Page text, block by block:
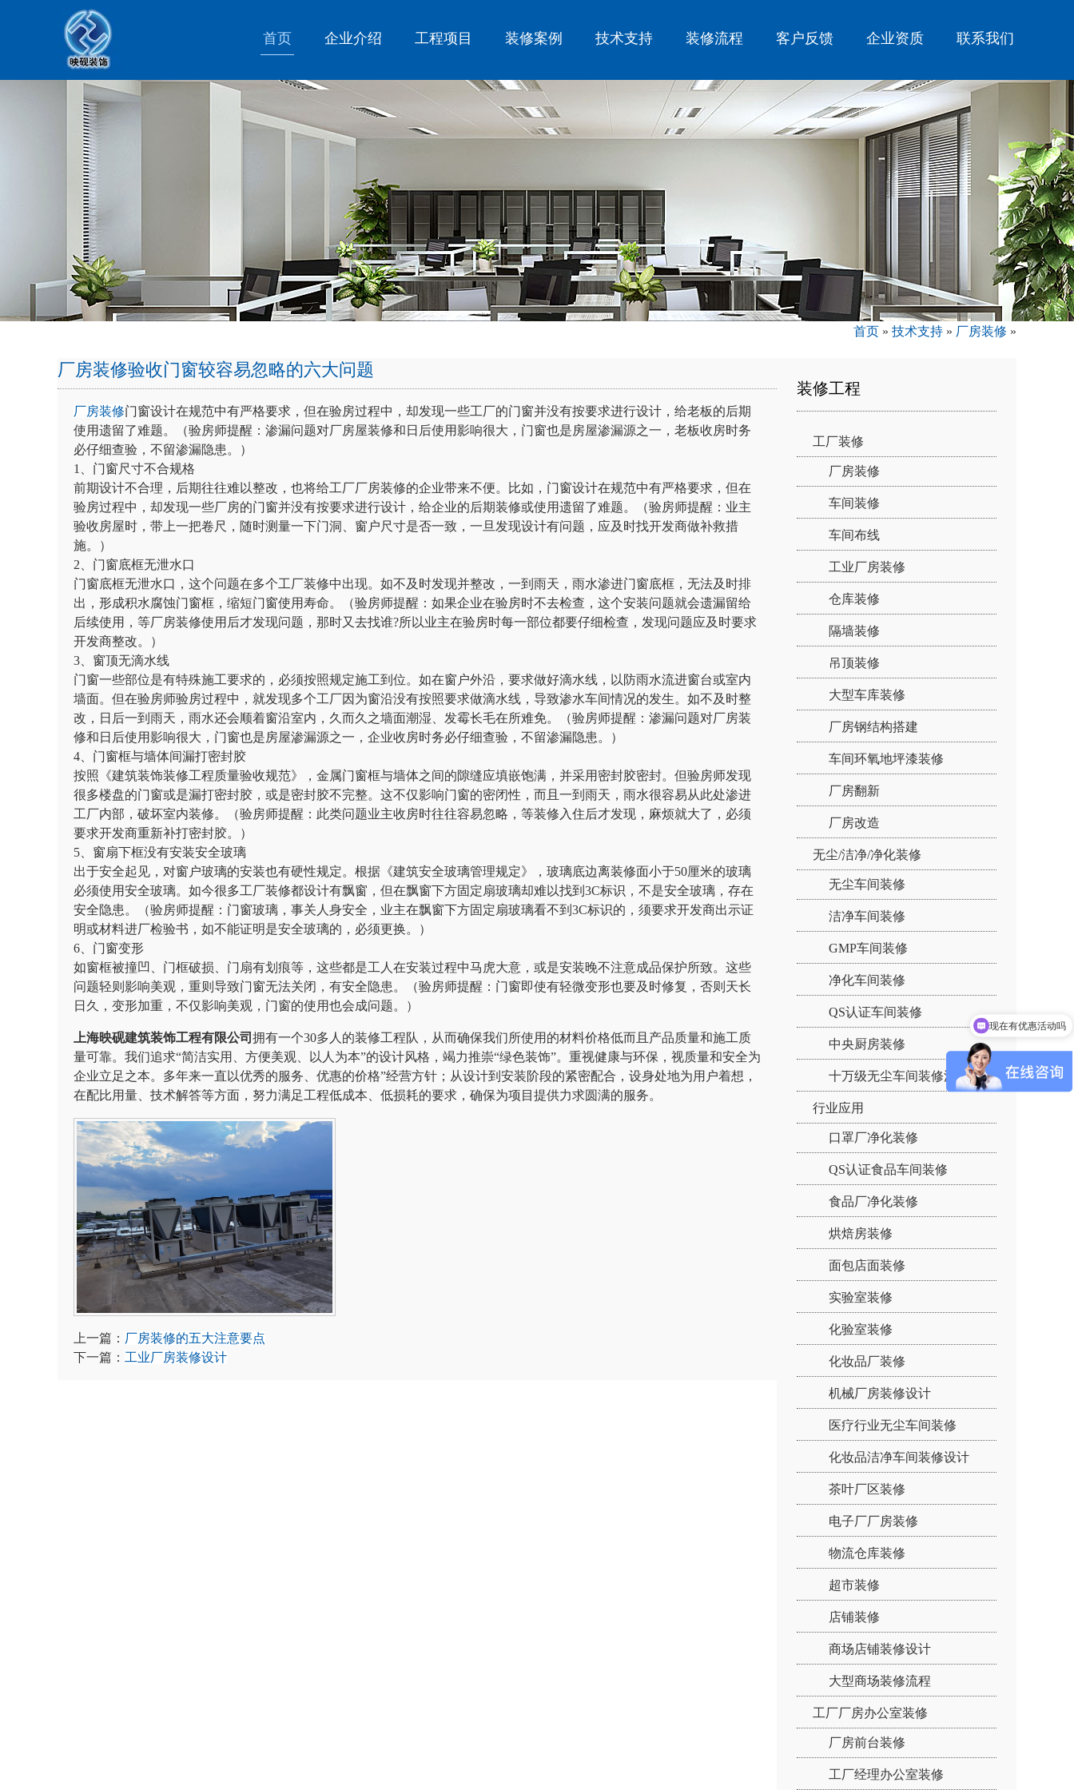
首页 企业介绍 工程项目 装修案例 技术支持 装修流程 客户反馈 企业资质 联系我们
首页 » 技术支持 » 厂房装修 »
厂房装修验收门窗较容易忽略的六大问题
厂房装修门窗设计在规范中有严格要求，但在验房过程中，却发现一些工厂的门窗并没有按要求进行设计，给老板的后期
使用遗留了难题。（验房师提醒：渗漏问题对厂房屋装修和日后使用影响很大，门窗也是房屋渗漏源之一，老板收房时务
必仔细查验，不留渗漏隐患。）
1、门窗尺寸不合规格
前期设计不合理，后期往往难以整改，也将给工厂厂房装修的企业带来不便。比如，门窗设计在规范中有严格要求，但在
验房过程中，却发现一些厂房的门窗并没有按要求进行设计，给企业的后期装修或使用遗留了难题。（验房师提醒：业主
验收房屋时，带上一把卷尺，随时测量一下门洞、窗户尺寸是否一致，一旦发现设计有问题，应及时找开发商做补救措
施。）
2、门窗底框无泄水口
门窗底框无泄水口，这个问题在多个工厂装修中出现。如不及时发现并整改，一到雨天，雨水渗进门窗底框，无法及时排
出，形成积水腐蚀门窗框，缩短门窗使用寿命。（验房师提醒：如果企业在验房时不去检查，这个安装问题就会遗漏留给
后续使用，等厂房装修使用后才发现问题，那时又去找谁?所以业主在验房时每一部位都要仔细检查，发现问题应及时要求
开发商整改。）
3、窗顶无滴水线
门窗一些部位是有特殊施工要求的，必须按照规定施工到位。如在窗户外沿，要求做好滴水线，以防雨水流进窗台或室内
墙面。但在验房师验房过程中，就发现多个工厂因为窗沿没有按照要求做滴水线，导致渗水车间情况的发生。如不及时整
改，日后一到雨天，雨水还会顺着窗沿室内，久而久之墙面潮湿、发霉长毛在所难免。（验房师提醒：渗漏问题对厂房装
修和日后使用影响很大，门窗也是房屋渗漏源之一，企业收房时务必仔细查验，不留渗漏隐患。）
4、门窗框与墙体间漏打密封胶
按照《建筑装饰装修工程质量验收规范》，金属门窗框与墙体之间的隙缝应填嵌饱满，并采用密封胶密封。但验房师发现
很多楼盘的门窗或是漏打密封胶，或是密封胶不完整。这不仅影响门窗的密闭性，而且一到雨天，雨水很容易从此处渗进
工厂内部，破坏室内装修。（验房师提醒：此类问题业主收房时往往容易忽略，等装修入住后才发现，麻烦就大了，必须
要求开发商重新补打密封胶。）
5、窗扇下框没有安装安全玻璃
出于安全起见，对窗户玻璃的安装也有硬性规定。根据《建筑安全玻璃管理规定》，玻璃底边离装修面小于50厘米的玻璃
必须使用安全玻璃。如今很多工厂装修都设计有飘窗，但在飘窗下方固定扇玻璃却难以找到3C标识，不是安全玻璃，存在
安全隐患。（验房师提醒：门窗玻璃，事关人身安全，业主在飘窗下方固定扇玻璃看不到3C标识的，须要求开发商出示证
明或材料进厂检验书，如不能证明是安全玻璃的，必须更换。）
6、门窗变形
如窗框被撞凹、门框破损、门扇有划痕等，这些都是工人在安装过程中马虎大意，或是安装晚不注意成品保护所致。这些
问题轻则影响美观，重则导致门窗无法关闭，有安全隐患。（验房师提醒：门窗即使有轻微变形也要及时修复，否则天长
日久，变形加重，不仅影响美观，门窗的使用也会成问题。）
上海映砚建筑装饰工程有限公司 拥有一个30多人的装修工程队，从而确保我们所使用的材料价格低而且产品质量和施工质
量可靠。我们追求“简洁实用、方便美观、以人为本”的设计风格，竭力推崇“绿色装饰”。重视健康与环保，视质量和安全为
企业立足之本。多年来一直以优秀的服务、优惠的价格”经营方针；从设计到安装阶段的紧密配合，设身处地为用户着想，
在配比用量、技术解答等方面，努力满足工程低成本、低损耗的要求，确保为项目提供力求圆满的服务。
上一篇： 厂房装修的五大注意要点
下一篇： 工业厂房装修设计
装修工程
工厂装修
厂房装修
车间装修
车间布线
工业厂房装修
仓库装修
隔墙装修
吊顶装修
大型车库装修
厂房钢结构搭建
车间环氧地坪漆装修
厂房翻新
厂房改造
无尘/洁净/净化装修
无尘车间装修
洁净车间装修
GMP车间装修
净化车间装修
QS认证车间装修
中央厨房装修
十万级无尘车间装修流程：
行业应用
口罩厂净化装修
QS认证食品车间装修
食品厂净化装修
烘焙房装修
面包店面装修
实验室装修
化验室装修
化妆品厂装修
机械厂房装修设计
医疗行业无尘车间装修
化妆品洁净车间装修设计
茶叶厂区装修
电子厂厂房装修
物流仓库装修
超市装修
店铺装修
商场店铺装修设计
大型商场装修流程
工厂厂房办公室装修
厂房前台装修
工厂经理办公室装修
现在有优惠活动吗